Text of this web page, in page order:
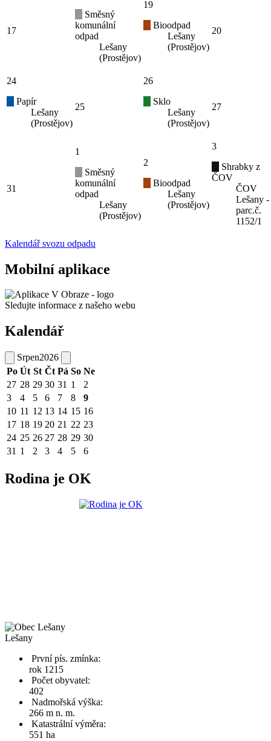
17
Směsný
komunální
odpad
Lešany
(Prostějov)
19
Bioodpad
Lešany
(Prostějov)
20
24
Papír
Lešany
(Prostějov)
25
26
Sklo
Lešany
(Prostějov)
27
31
1
Směsný
komunální
odpad
Lešany
(Prostějov)
2
Bioodpad
Lešany
(Prostějov)
3
Shrabky z
ČOV
ČOV
Lešany -
parc.č.
1152/1
Kalendář svozu odpadu
Mobilní aplikace
Sledujte informace z našeho webu
Kalendář
Srpen2026
Po Út St Čt Pá So Ne
27 28 29 30 31 1
2
3
4 5 6 7 8
9
10 11 12 13 14 15 16
17 18 19 20 21 22 23
24 25 26 27 28 29 30
31 1 2 3 4 5 6
Rodina je OK
Lešany
První pís. zmínka:
rok 1215
Počet obyvatel:
402
Nadmořská výška:
266 m n. m.
Katastrální výměra:
551 ha